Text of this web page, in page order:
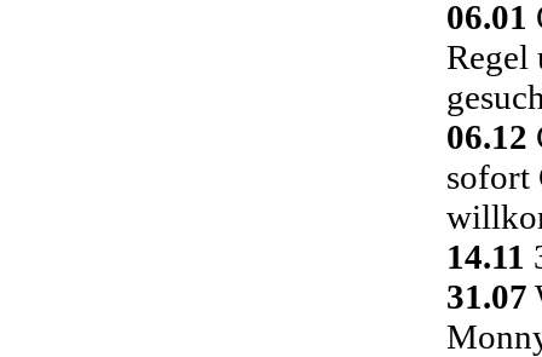
06.01
Regel
06.12
sofort
14.11
31.07